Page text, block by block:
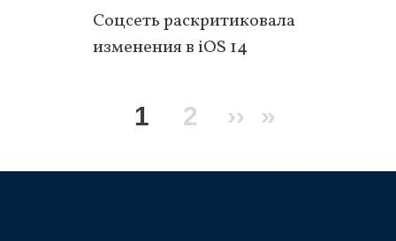
Соцсеть раскритиковала
изменения в iOS 14
Текущая
1 Page
2
Следующая
›› »